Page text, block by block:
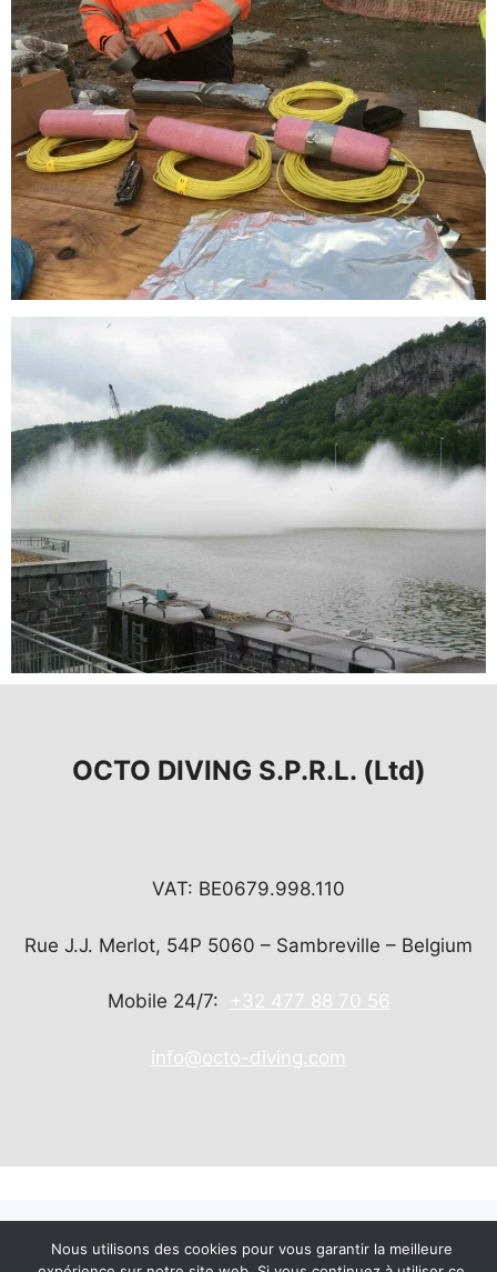
OCTO DIVING S.P.R.L. (Ltd)
VAT: BE0679.998.110
Rue J.J. Merlot, 54P 5060 – Sambreville – Belgium
Mobile 24/7: +32 477 88 70 56
info@octo-diving.com
© 2026 OCTO – Underwater Experts• Construit avec
Nous utilisons des cookies pour vous garantir la meilleure